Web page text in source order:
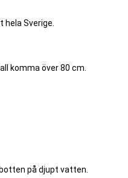
hela Sverige.
komma över 80 cm.
på djupt vatten.